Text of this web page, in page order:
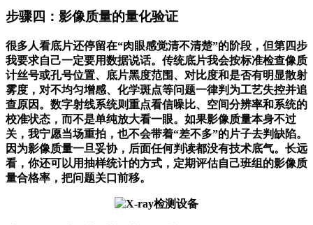
步骤四：影像质量的量化验证
很多人看底片还停留在“肉眼感觉清不清楚”的阶段，但第四步
我要求自己一定要用数据说话。传统底片我会按标准检查像质
计丝号或孔号位置、底片黑度范围、对比度和是否有明显散射
雾度，对不均匀增感、化学斑点等问题一律判为工艺失控并追
查原因。数字射线系统则重点看信噪比、空间分辨率和系统的
校准状态，而不是单纯放大看一眼。如果影像质量本身不过
关，我宁愿当场重拍，也不会带着“差不多”的片子去判缺陷。
因为影像质量一旦妥协，后面任何判读都没有技术底气。长远
看，你还可以用抽样统计的方式，定期评估自己班组的影像质
量合格率，把问题关口前移。